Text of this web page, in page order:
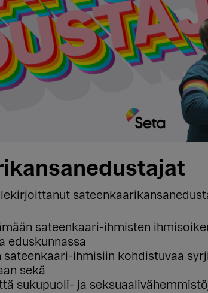
sateenkaari-ihmisten
eduskunnassa
sateenkaari-ihmisiin kohdistuvaa
sekä
sukupuoli- ja